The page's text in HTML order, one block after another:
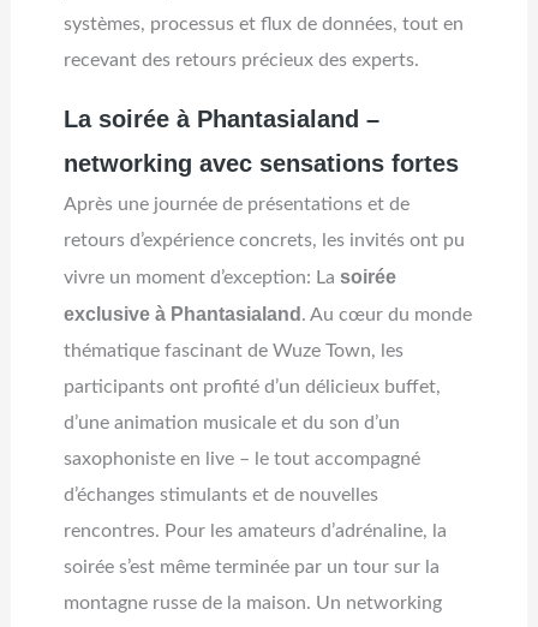
systèmes, processus et flux de données, tout en
recevant des retours précieux des experts.
La soirée à Phantasialand –
networking avec sensations fortes
Après une journée de présentations et de
retours d’expérience concrets, les invités ont pu
vivre un moment d’exception: La soirée
exclusive à Phantasialand . Au cœur du monde
thématique fascinant de Wuze Town, les
participants ont profité d’un délicieux buffet,
d’une animation musicale et du son d’un
saxophoniste en live – le tout accompagné
d’échanges stimulants et de nouvelles
rencontres. Pour les amateurs d’adrénaline, la
soirée s’est même terminée par un tour sur la
montagne russe de la maison. Un networking